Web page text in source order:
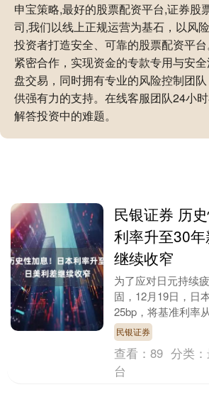
申宝策略,最好的股票配资平台,证券股
司,我们以线上正规运营为基石，以风
投资者打造安全、可靠的股票配资平
紧密合作，实现资金的专款专用与安
盘交易，同时拥有专业的风险控制团
供强有力的支持。在线客服团队24小
解答投资中的难题。
民银证券 历
利率升至30
继续收窄
为了应对日元持续
固，12月19日，日
25bp，将基准利率
这是日本央行自
来....
民银证券
查看：89 分类：
台